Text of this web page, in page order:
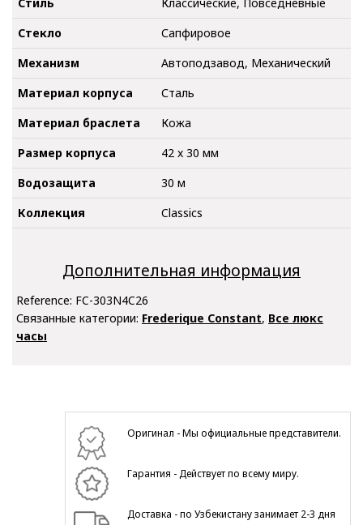
Стекло
Сапфировое
Механизм
Автоподзавод, Механический
Материал корпуса
Сталь
Материал браслета
Кожа
Размер корпуса
42 x 30 мм
Водозащита
30 м
Коллекция
Classics
Дополнительная информация
Reference: FC-303N4C26
Связанные категории: Frederique Constant, Все люкс
часы
Оригинал - Мы официальные представители.
Гарантия - Действует по всему миру.
Доставка - по Узбекистану занимает 2-3 дня